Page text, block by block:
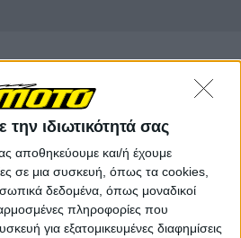
την ιδιωτικότητά σας
αποθηκεύουμε και/ή έχουμε
σε μια συσκευή, όπως τα cookies,
δεδομένα, όπως μοναδικοί
πληροφορίες που
για εξατομικευμένες διαφημίσεις